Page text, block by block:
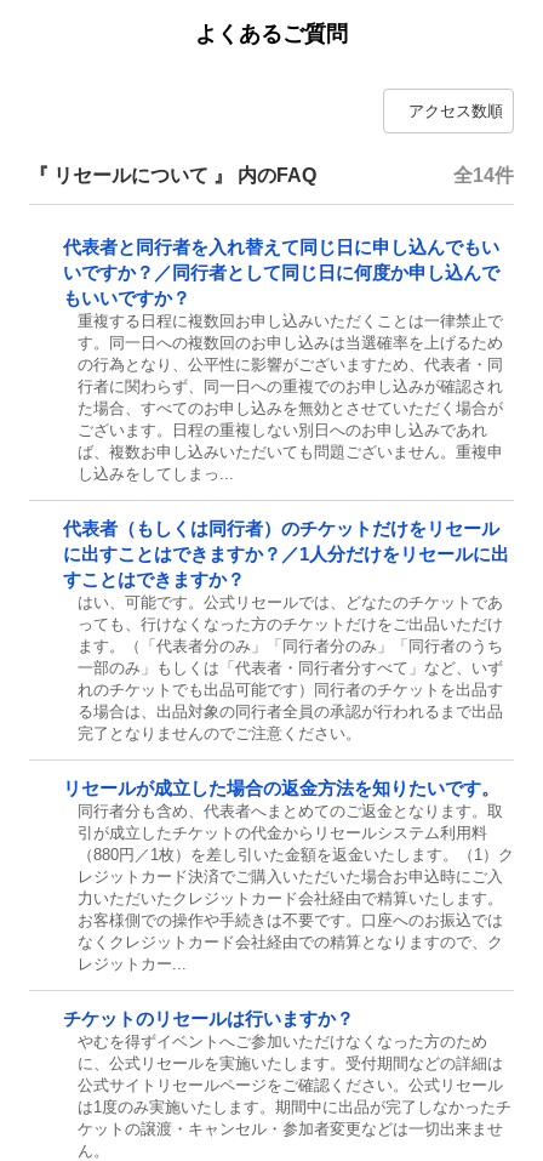
よくあるご質問
『 リセールについて 』 内のFAQ 全14件
代表者と同行者を入れ替えて同じ日に申し込んでもい
いですか？／同行者として同じ日に何度か申し込んで
もいいですか？
重複する日程に複数回お申し込みいただくことは一律禁止で
す。同一日への複数回のお申し込みは当選確率を上げるため
の行為となり、公平性に影響がございますため、代表者・同
行者に関わらず、同一日への重複でのお申し込みが確認され
た場合、すべてのお申し込みを無効とさせていただく場合が
ございます。日程の重複しない別日へのお申し込みであれ
ば、複数お申し込みいただいても問題ございません。重複申
し込みをしてしまっ...
代表者（もしくは同行者）のチケットだけをリセール
に出すことはできますか？／1人分だけをリセールに出
すことはできますか？
はい、可能です。公式リセールでは、どなたのチケットであ
っても、行けなくなった方のチケットだけをご出品いただけ
ます。（「代表者分のみ」「同行者分のみ」「同行者のうち
一部のみ」もしくは「代表者・同行者分すべて」など、いず
れのチケットでも出品可能です）同行者のチケットを出品す
る場合は、出品対象の同行者全員の承認が行われるまで出品
完了となりませんのでご注意ください。
リセールが成立した場合の返金方法を知りたいです。
同行者分も含め、代表者へまとめてのご返金となります。取
引が成立したチケットの代金からリセールシステム利用料
（880円／1枚）を差し引いた金額を返金いたします。（1）ク
レジットカード決済でご購入いただいた場合お申込時にご入
力いただいたクレジットカード会社経由で精算いたします。
お客様側での操作や手続きは不要です。口座へのお振込では
なくクレジットカード会社経由での精算となりますので、ク
レジットカー...
チケットのリセールは行いますか？
やむを得ずイベントへご参加いただけなくなった方のため
に、公式リセールを実施いたします。受付期間などの詳細は
公式サイトリセールページをご確認ください。公式リセール
は1度のみ実施いたします。期間中に出品が完了しなかったチ
ケットの譲渡・キャンセル・参加者変更などは一切出来ませ
ん。